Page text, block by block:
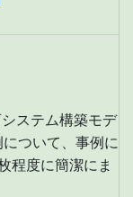
ステム構築モデ
ついて、事例に
程度に簡潔にま